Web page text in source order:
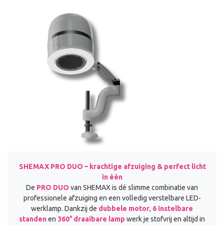
SHEMAX PRO DUO – krachtige afzuiging & perfect licht
in één
De PRO DUO van SHEMAX is dé slimme combinatie van
professionele afzuiging en een volledig verstelbare LED-
werklamp. Dankzij de dubbele motor, 6 instelbare
standenen 360° draaibare lamp werk je stofvrij en altijd in